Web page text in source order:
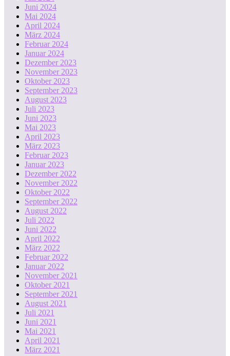
Juni 2024
Mai 2024
April 2024
März 2024
Februar 2024
Januar 2024
Dezember 2023
November 2023
Oktober 2023
September 2023
August 2023
Juli 2023
Juni 2023
Mai 2023
April 2023
März 2023
Februar 2023
Januar 2023
Dezember 2022
November 2022
Oktober 2022
September 2022
August 2022
Juli 2022
Juni 2022
April 2022
März 2022
Februar 2022
Januar 2022
November 2021
Oktober 2021
September 2021
August 2021
Juli 2021
Juni 2021
Mai 2021
April 2021
März 2021